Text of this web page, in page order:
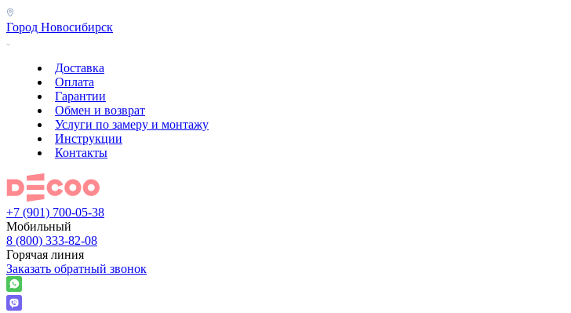
Город Новосибирск
Доставка
Оплата
Гарантии
Обмен и возврат
Услуги по замеру и монтажу
Инструкции
Контакты
+7 (901) 700-05-38
Мобильный
8 (800) 333-82-08
Горячая линия
Заказать обратный звонок